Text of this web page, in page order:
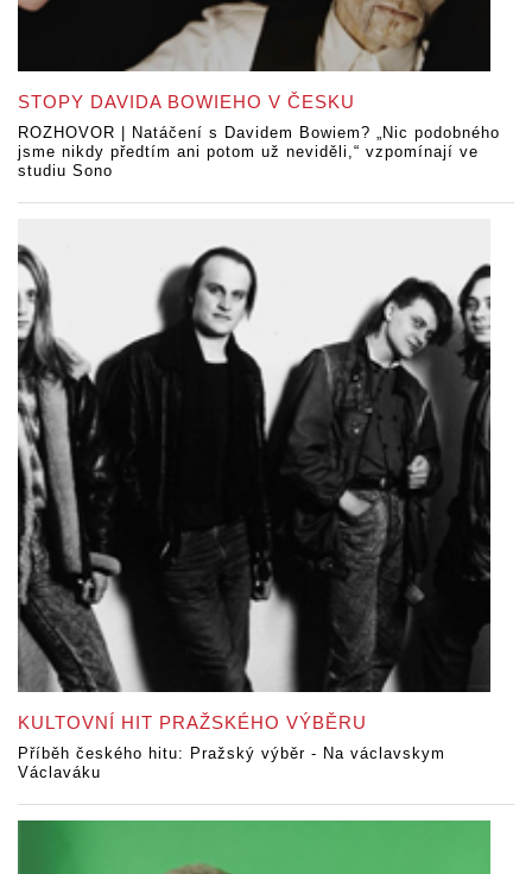
STOPY DAVIDA BOWIEHO V ČESKU
ROZHOVOR | Natáčení s Davidem Bowiem? „Nic podobného
jsme nikdy předtím ani potom už neviděli,“ vzpomínají ve
studiu Sono
KULTOVNÍ HIT PRAŽSKÉHO VÝBĚRU
Příběh českého hitu: Pražský výběr - Na václavskym
Václaváku